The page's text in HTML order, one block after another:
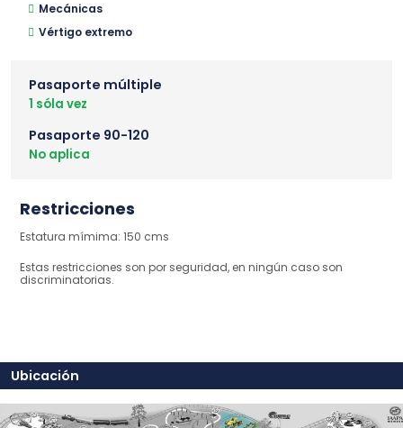
Mecánicas
Vértigo extremo
Pasaporte múltiple
1 sóla vez
Pasaporte 90-120
No aplica
Restricciones
Estatura mímima: 150 cms
Estas restricciones son por seguridad, en ningún caso son
discriminatorias.
Ubicación